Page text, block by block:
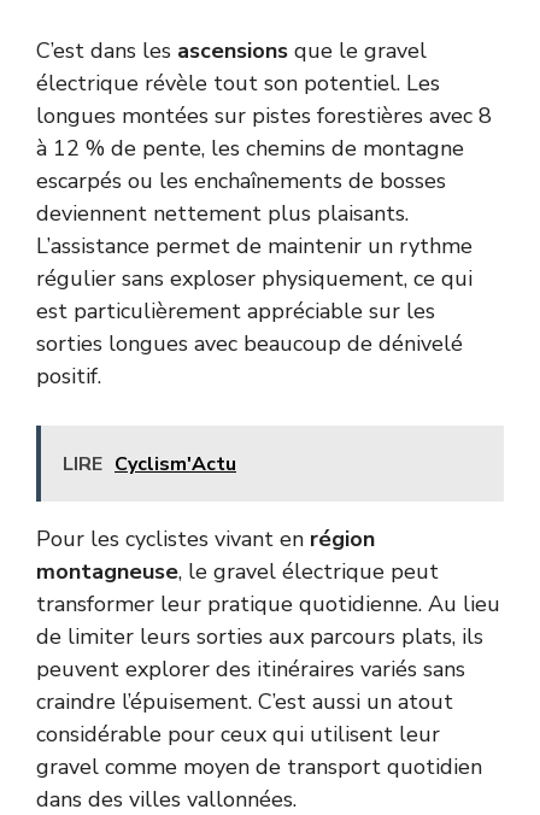
C’est dans les ascensions que le gravel
électrique révèle tout son potentiel. Les
longues montées sur pistes forestières avec 8
à 12 % de pente, les chemins de montagne
escarpés ou les enchaînements de bosses
deviennent nettement plus plaisants.
L’assistance permet de maintenir un rythme
régulier sans exploser physiquement, ce qui
est particulièrement appréciable sur les
sorties longues avec beaucoup de dénivelé
positif.
LIRE Cyclism'Actu
Pour les cyclistes vivant en région
montagneuse, le gravel électrique peut
transformer leur pratique quotidienne. Au lieu
de limiter leurs sorties aux parcours plats, ils
peuvent explorer des itinéraires variés sans
craindre l’épuisement. C’est aussi un atout
considérable pour ceux qui utilisent leur
gravel comme moyen de transport quotidien
dans des villes vallonnées.